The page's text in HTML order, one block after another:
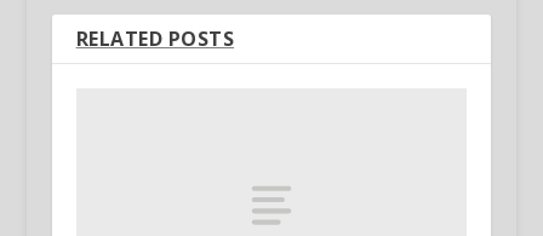
RELATED POSTS